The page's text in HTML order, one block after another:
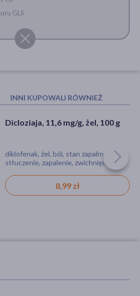
GLS
INNI KUPOWALI RÓWNIEŻ
Dicloziaja, 11,6 mg/g, żel, 100 g
diklofenak, żel, ból, stan zapalny,
stłuczenie, zapalenie, zwichnięcie
8,99 zł
Olfen Patch, 140 mg, plastry
diklofenak, plaster, ból, stłuczenie,
zwichnięcie
45,29 zł